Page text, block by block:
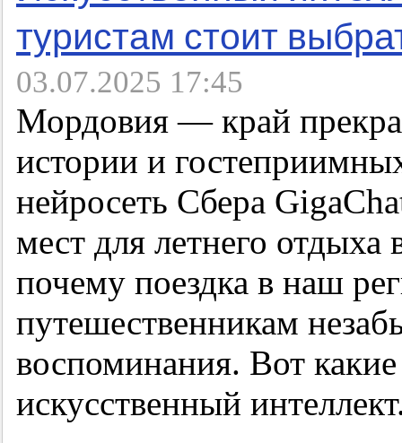
туристам стоит
03.07.2025 17:45
Мордовия — край
истории и
нейросеть Сбера
мест для летнего отдыха
почему поездка в наш
путешественникам
воспоминания. Вот
искусственный